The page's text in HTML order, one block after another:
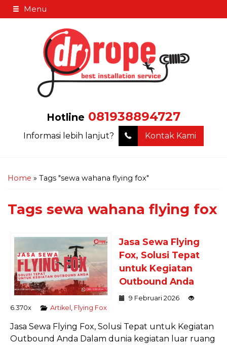
Menu
Hotline 081938894727
Informasi lebih lanjut? Kontak Kami
Home » Tags "sewa wahana flying fox"
Tags sewa wahana flying fox
Jasa Sewa Flying
Fox, Solusi Tepat
untuk Kegiatan
Outbound Anda
9 Februari 2026
6.370x
Artikel Flying Fox
Jasa Sewa Flying Fox, Solusi Tepat untuk Kegiatan
Outbound Anda Dalam dunia kegiatan luar ruang